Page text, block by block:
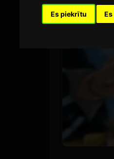
Es piekrītu